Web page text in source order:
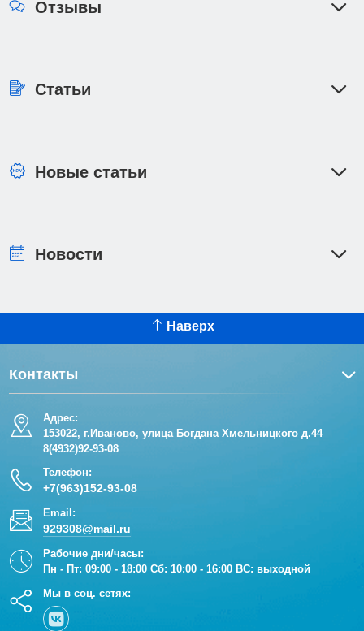
Отзывы
Статьи
Новые статьи
Новости
Наверх
Контакты
Адрес:
153022, г.Иваново, улица Богдана Хмельницкого д.44
8(4932)92-93-08
Телефон:
+7(963)152-93-08
Email:
929308@mail.ru
Рабочие дни/часы:
Пн - Пт: 09:00 - 18:00 Сб: 10:00 - 16:00 ВС: выходной
Мы в соц. сетях: